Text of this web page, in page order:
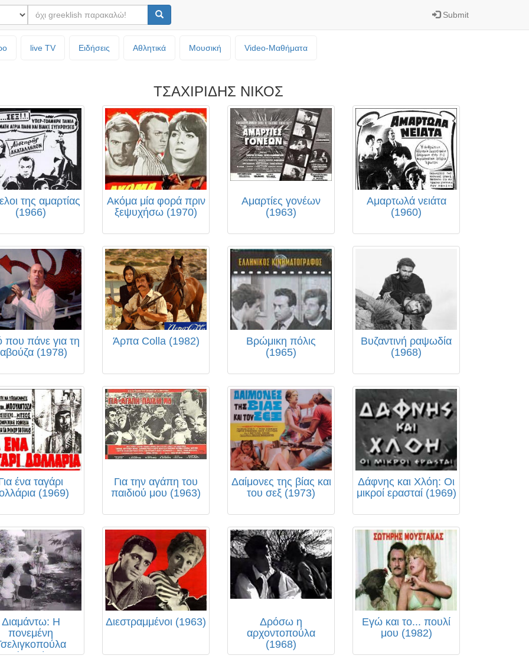
Submit
live TV Ειδήσεις Αθλητικά Μουσική Video-Mαθήματα
ΤΣΑΧΙΡΙΔΗΣ ΝΙΚΟΣ
της αμαρτίας
(1966)
Ακόμα μία φορά πριν
ξεψυχήσω (1970)
Αμαρτίες γονέων
(1963)
Αμαρτωλά νειάτα
(1960)
πάνε για τη
(1978)
Άρπα Colla (1982)
Βρώμικη πόλις
(1965)
Βυζαντινή ραψωδία
(1968)
ένα ταγάρι
(1969)
Για την αγάπη του
παιδιού μου (1963)
Δαίμονες της βίας και
του σεξ (1973)
Δάφνης και Χλόη: Οι
μικροί ερασταί (1969)
Διαμάντω: Η
πονεμένη
(1961)
Διεστραμμένοι (1963)
Δρόσω η
αρχοντοπούλα
(1968)
Εγώ και το... πουλί
μου (1982)